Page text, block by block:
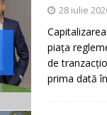
28 iulie
piața
de
prima dată